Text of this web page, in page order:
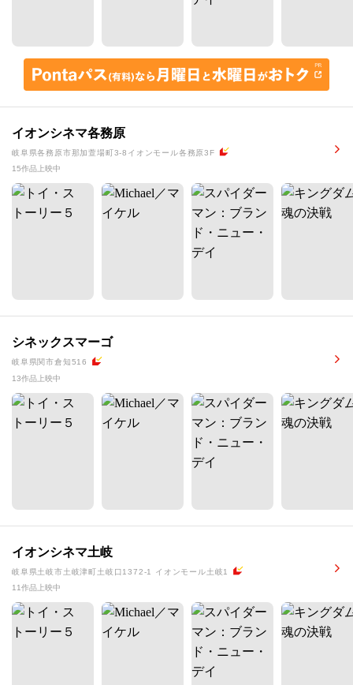
イオンシネマ各務原
岐阜県各務原市那加萱場町3-8イオンモール各務原3F
15作品上映中
シネックスマーゴ
岐阜県関市倉知516
13作品上映中
イオンシネマ土岐
岐阜県土岐市土岐津町土岐口1372-1 イオンモール土岐1
11作品上映中